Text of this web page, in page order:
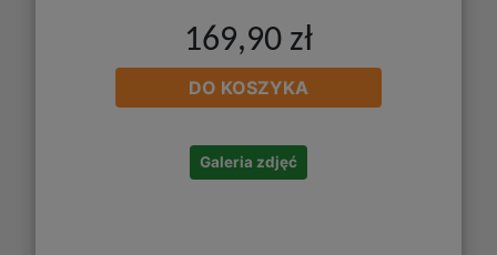
169,90 zł
DO KOSZYKA
Galeria zdjęć